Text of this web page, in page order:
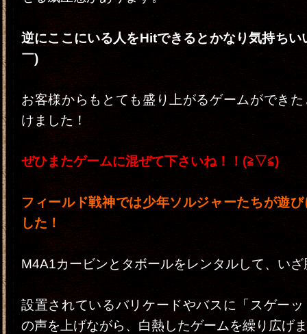
逆にここにいる人をHitできるとかなり気持ちい
￣)
お客様からもとても盛り上がるゲームができ
けました！
ぜひまたゲームに混ぜて下さいね！！(≧▽≦)
フィールド戦神では少年ソルジャーたちが遊
した！
M4A1カービンとタボールをレンタルして、いざ
設置されているバリケードやバスに「スゲー
の声を上げながら、白熱したゲームを繰り広げ